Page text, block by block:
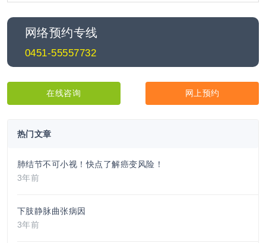
网络预约专线
0451-55557732
在线咨询 网上预约
热门文章
肺结节不可小视！快点了解癌变风险！
3年前
下肢静脉曲张病因
3年前